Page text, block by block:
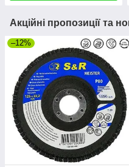
Акційні пропозиції та
–12%